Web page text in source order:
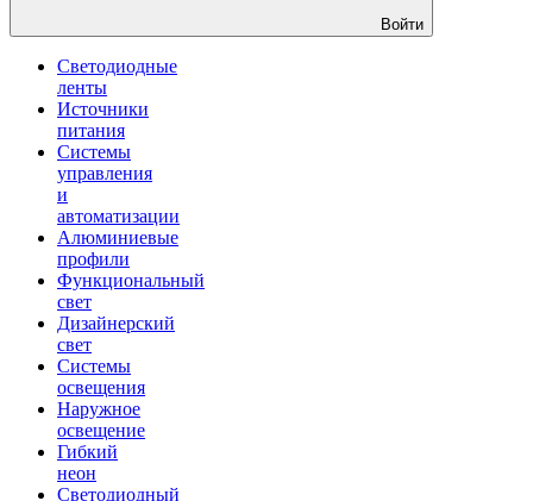
Войти
Светодиодные
ленты
Источники
питания
Системы
управления
и
автоматизации
Алюминиевые
профили
Функциональный
свет
Дизайнерский
свет
Системы
освещения
Наружное
освещение
Гибкий
неон
Светодиодный